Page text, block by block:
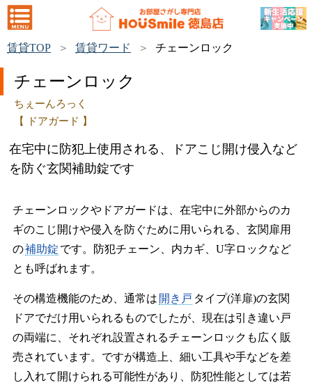
賃貸TOP 賃貸ワード チェーンロック
チェーンロック
ちぇーんろっく
【 ドアガード 】
在宅中に防犯上使用される、ドアこじ開け侵入など
を防ぐ玄関補助錠です
チェーンロックやドアガードは、在宅中に外部からのカ
ギのこじ開けや侵入を防ぐために用いられる、玄関扉用
の補助錠 です。防犯チェーン、内カギ、U字ロックなど
とも呼ばれます。
その構造機能のため、通常は 開き戸 タイプ(洋扉)の玄関
ドアでだけ用いられるものでしたが、現在は引き違い戸
の両端に、それぞれ設置されるチェーンロックも広く販
売されています。ですが構造上、細い工具や手などを差
し入れて開けられる可能性があり、防犯性能としては若